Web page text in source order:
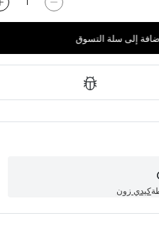
إضافة إلى سلة التسوق
كيدي زون